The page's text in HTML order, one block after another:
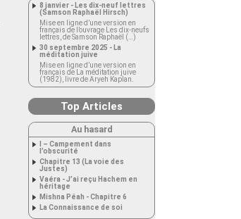
8 janvier - Les dix-neuf lettres
(Samson Raphaël Hirsch)
Mise en ligne d’une version en
français de l’ouvrage Les dix-neufs
lettres, de Samson Raphaël (…)
30 septembre 2025 - La
méditation juive
Mise en ligne d’une version en
français de La méditation juive
(1982), livre de Aryeh Kaplan.
Top Articles
Au hasard
I – Campement dans
l’obscurité
Chapitre 13 (La voie des
Justes)
Vaéra - J’ai reçu Hachem en
héritage
Mishna Péah - Chapitre 6
La Connaissance de soi